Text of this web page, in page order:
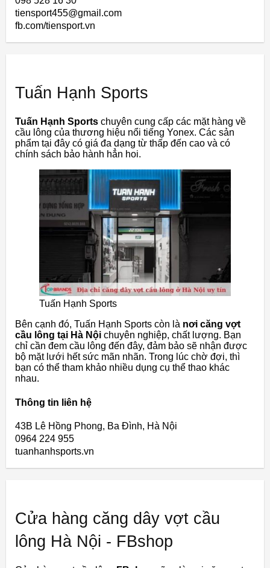
tiensport455@gmail.com
fb.com/tiensport.vn
Tuấn Hạnh Sports
Tuấn Hạnh Sports chuyên cung cấp các mặt hàng về
cầu lông của thương hiệu nổi tiếng Yonex. Các sản
phẩm tại đây có giá đa dạng từ thấp đến cao và có
chính sách bảo hành hẳn hoi.
Tuấn Hạnh Sports
Bên cạnh đó, Tuấn Hạnh Sports còn là nơi căng vợt
cầu lông tại Hà Nội chuyên nghiệp, chất lượng. Bạn
chỉ cần đem cầu lông đến đây, đảm bảo sẽ nhận được
bộ mặt lưới hết sức mãn nhãn. Trong lúc chờ đợi, thì
bạn có thể tham khảo nhiều dụng cụ thể thao khác
nhau.
Thông tin liên hệ
43B Lê Hồng Phong, Ba Đình, Hà Nội
0964 224 955
tuanhanhsports.vn
Cửa hàng căng dây vợt cầu
lông Hà Nội - FBshop